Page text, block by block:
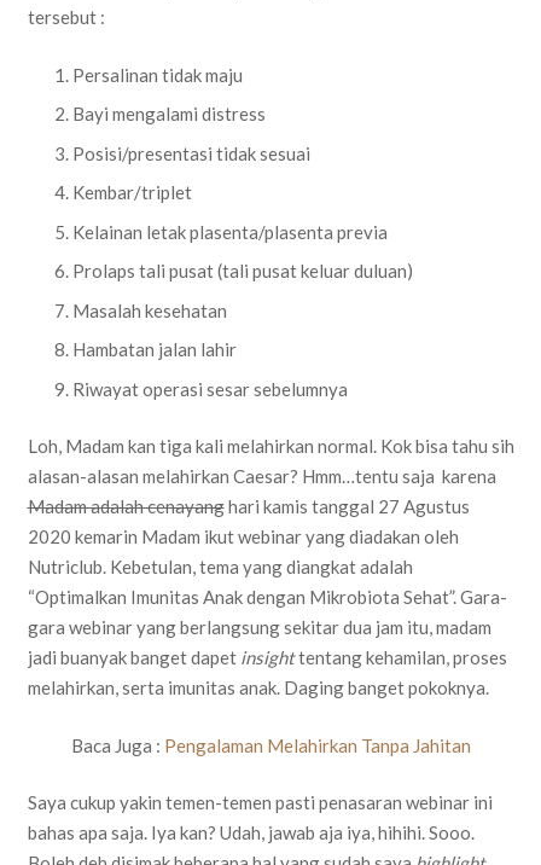
tersebut :
Persalinan tidak maju
Bayi mengalami distress
Posisi/presentasi tidak sesuai
Kembar/triplet
Kelainan letak plasenta/plasenta previa
Prolaps tali pusat (tali pusat keluar duluan)
Masalah kesehatan
Hambatan jalan lahir
Riwayat operasi sesar sebelumnya
Loh, Madam kan tiga kali melahirkan normal. Kok bisa tahu sih
alasan-alasan melahirkan Caesar? Hmm…tentu saja karena
Madam adalah cenayanghari kamis tanggal 27 Agustus
2020 kemarin Madam ikut webinar yang diadakan oleh
Nutriclub. Kebetulan, tema yang diangkat adalah
“Optimalkan Imunitas Anak dengan Mikrobiota Sehat”. Gara-
gara webinar yang berlangsung sekitar dua jam itu, madam
jadi buanyak banget dapet insighttentang kehamilan, proses
melahirkan, serta imunitas anak. Daging banget pokoknya.
Baca Juga : Pengalaman Melahirkan Tanpa Jahitan
Saya cukup yakin temen-temen pasti penasaran webinar ini
bahas apa saja. Iya kan? Udah, jawab aja iya, hihihi. Sooo.